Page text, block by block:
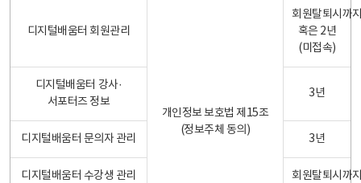
디지털배움터 회원관리
개인정보 보호법 제15조
(정보주체 동의)
회원탈퇴시까
혹은 2년
(미접속)
디지털배움터 강사·
서포터즈 정보
3년
디지털배움터 문의자 관리 3년
디지털배움터 수강생 관리 회원탈퇴시까